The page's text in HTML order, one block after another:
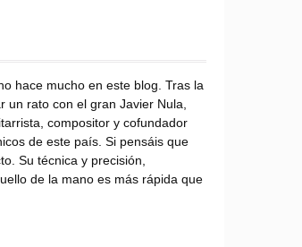
hace mucho en este blog. Tras la
rato con el gran Javier Nula,
compositor y cofundador
de este país. Si pensáis que
Su técnica y precisión,
de la mano es más rápida que